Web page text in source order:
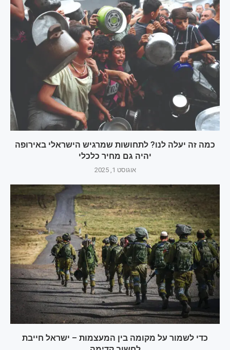
כמה זה יעלה לנו? לתחושות שמרגיש הישראלי באירופה
יהיה גם מחיר כלכלי
אוגוסט 1, 2025
כדי לשמור על מקומה בין המעצמות – ישראל חייבת